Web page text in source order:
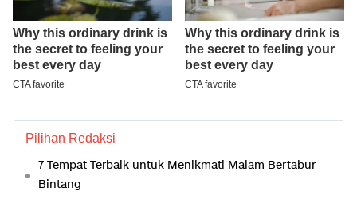
Pilihan Redaksi
7 Tempat Terbaik untuk Menikmati Malam Bertabur
Bintang